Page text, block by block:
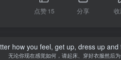
点赞15 分享
how you feel, get up, dress up
无论你现在感觉如何，请起床、穿好衣服然后